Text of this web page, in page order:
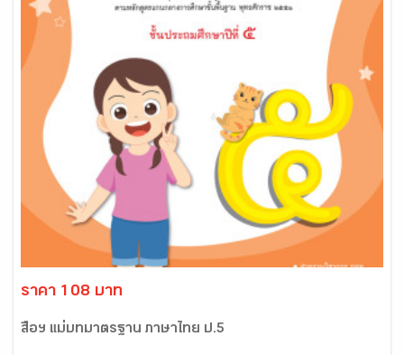
ราคา 108 บาท
สื่อฯ แม่บทมาตรฐาน ภาษาไทย ป.5